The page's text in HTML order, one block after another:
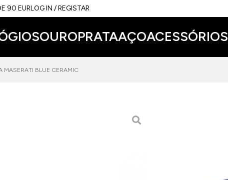
90 EURLOG IN / REGISTAR
OUROPRATAAÇOACESSÓRIOS
MASERATI BLUE CERAMIC